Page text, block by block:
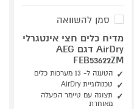
סמן להשוואה
מדיח כלים חצי אינטגרלי
AirDry דגם AEG
FEB53622ZM
הטענה ל- 13 מערכות כלים
טכנולוגיית AirDry
תצוגה עם טיימר הפעלה
מאוחרת